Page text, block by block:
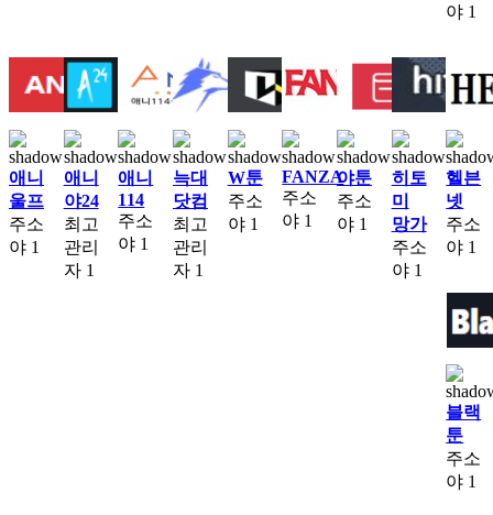
야 1
애니
울프
주소
야 1
애니
야24
최고
관리
자 1
애니
114
주소
야 1
늑대
닷컴
최고
관리
자 1
W툰
주소
야 1
FANZA
주소
야 1
야툰
주소
야 1
히토
미
망가
주소
야 1
헬븐
넷
주소
야 1
블랙
툰
주소
야 1